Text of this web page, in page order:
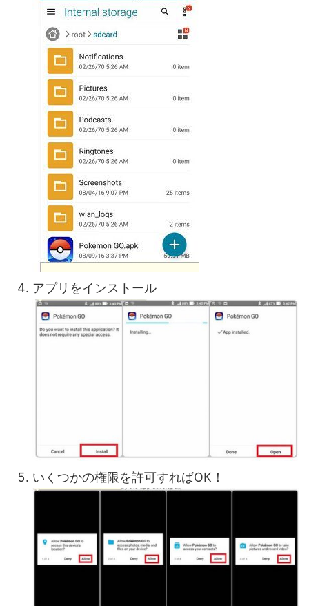
アプリをインストール
いくつかの権限を許可すればOK！